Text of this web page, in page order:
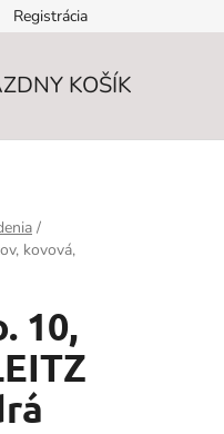
Registrácia
KOŠÍK
/
kovová,
10,